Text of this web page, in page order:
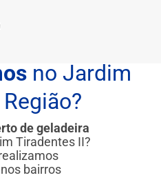
no Jardim
de geladeira
Tiradentes II?
bairros